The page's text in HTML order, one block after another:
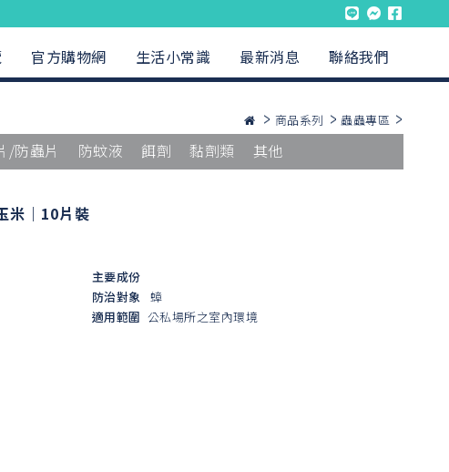
官方購物網 生活小常識 最新消息 聯絡我們
商品系列 蟲蟲專區
/防蟲片 防蚊液 餌劑 黏劑類 其他
米｜10片裝
主要成份
防治對象
蟑
適用範圍 公私場所之室內環境